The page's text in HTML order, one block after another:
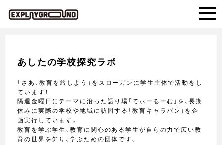
あしたの学校探究ラボ
「さあ、教育を旅しよう」をスローガンに学生主体で活動をし
ています！
隔週金曜日にテーマに沿った語り場「てぃーるーむ」を、長期
休みに実際の学校や地域に訪問する「教育キャラバン」を企
画実行しています。
教育を学ぶ学⽣、教育に関⼼のある学⽣が⾃らの⼒で広い教
育の世界を知り、学ぶための団体です。